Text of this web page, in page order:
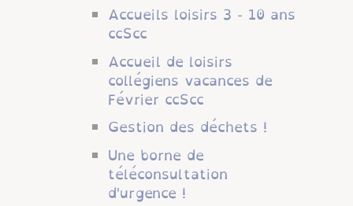
Accueils loisirs 3 - 10 ans
ccScc
Accueil de loisirs
collégiens vacances de
Février ccScc
Gestion des déchets !
Une borne de
téléconsultation
d'urgence !